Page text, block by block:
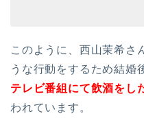
このように、西山茉希さ
うな行動をするため結婚
テレビ番組にて飲酒をし
われています。